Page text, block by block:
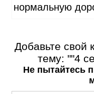
нормальную
Добавьте свой
тему: ""4
Не пытайтесь